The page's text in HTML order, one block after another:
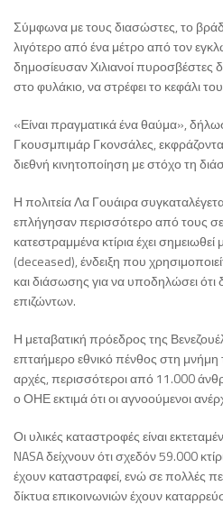
Σύμφωνα με τους διασώστες, το
λιγότερο από ένα μέτρο από τον
δημοσίευσαν Χιλιανοί πυροσβέστες
στο φυλάκιο, να στρέφει το κεφάλι
«Είναι πραγματικά ένα θαύμα»,
Γκουσμπιμάρ Γκονσάλες,
διεθνή κινητοποίηση με στόχο τη
Η πολιτεία Λα Γουάιρα
επλήγησαν περισσότερο από τους
κατεστραμμένα κτίρια έχει
(deceased), ένδειξη που
και διάσωσης για να υποδηλώσει ότι
επιζώντων.
Η μεταβατική πρόεδρος της
επταήμερο εθνικό πένθος στη
αρχές, περισσότεροι από 11.000
ο ΟΗΕ εκτιμά ότι οι αγνοούμενοι
Οι υλικές καταστροφές είναι
NASA δείχνουν ότι σχεδόν 59.000
έχουν καταστραφεί, ενώ σε πολλές
δίκτυα επικοινωνιών έχουν